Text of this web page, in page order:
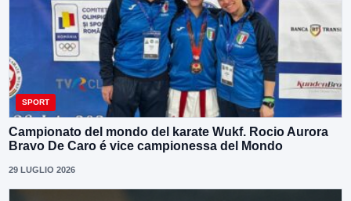
SPORT
Campionato del mondo del karate Wukf. Rocio Aurora
Bravo De Caro é vice campionessa del Mondo
29 LUGLIO 2026